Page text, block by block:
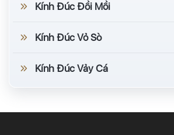
Kính Đúc Đồi Mồi
Kính Đúc Vỏ Sò
Kính Đúc Vảy Cá